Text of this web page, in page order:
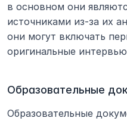
в основном они
источниками из-за их
они могут включать
оригинальные
Образовательные
Образовательные